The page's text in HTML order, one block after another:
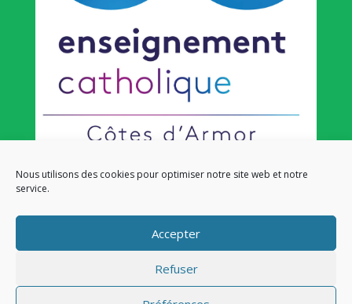
Nous utilisons des cookies pour optimiser notre site web et notre
service.
Accepter
Refuser
NOS LIENS
Lien admin